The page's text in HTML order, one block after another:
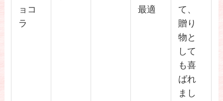
ョコ
ラ
最適
て、
贈り
物と
して
も喜
ばれ
まし